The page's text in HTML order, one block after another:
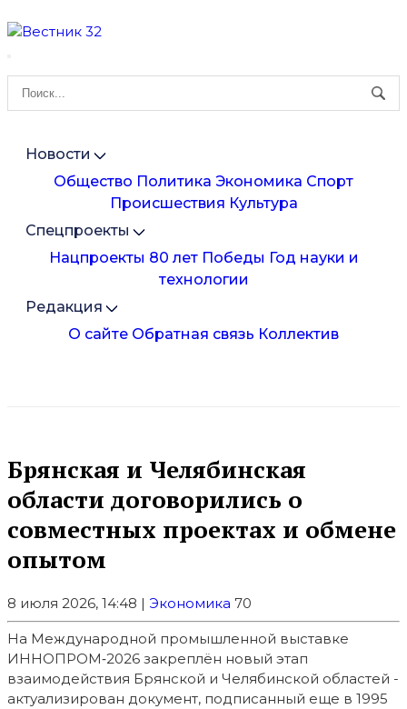
Новости
Общество Политика Экономика Спорт
Происшествия Культура
Спецпроекты
Нацпроекты 80 лет Победы Год науки и
технологии
Редакция
О сайте Обратная связь Коллектив
Брянская и Челябинская
области договорились о
совместных проектах и обмене
опытом
8 июля 2026, 14:48 | Экономика 70
На Международной промышленной выставке
ИННОПРОМ‑2026 закреплён новый этап
взаимодействия Брянской и Челябинской областей -
актуализирован документ, подписанный еще в 1995